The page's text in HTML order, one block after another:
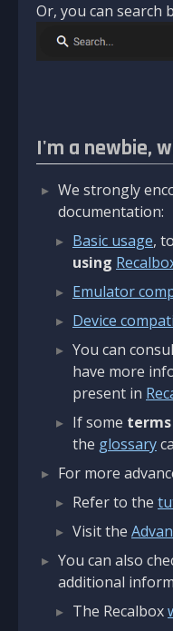
Or, you can search
I'm a newbie,
We strongly
documentation:
Basic usage,
using
Emulator
Device
You can
have more
present in
If some terms
the glossary
For more
Refer to the
Visit the
You can also
additional
The Recalbox